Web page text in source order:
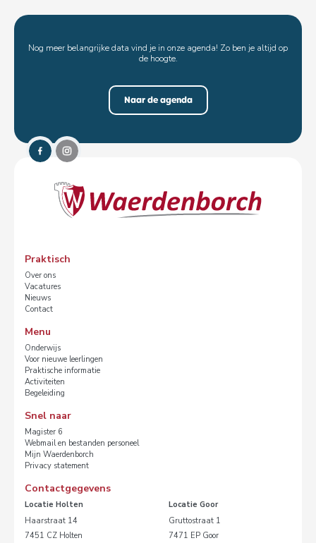
Nog meer belangrijke data vind je in onze agenda! Zo ben je altijd op
de hoogte.
Naar de agenda
Praktisch
Over ons
Vacatures
Nieuws
Contact
Menu
Onderwijs
Voor nieuwe leerlingen
Praktische informatie
Activiteiten
Begeleiding
Snel naar
Magister 6
Webmail en bestanden personeel
Mijn Waerdenborch
Privacy statement
Contactgegevens
Locatie Holten
Haarstraat 14
7451 CZ Holten
Locatie Goor
Gruttostraat 1
7471 EP Goor